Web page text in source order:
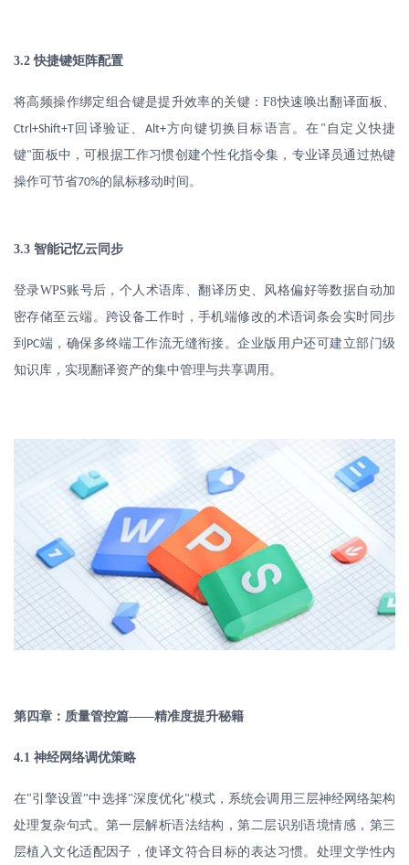
3.2快捷键矩阵配置
将高频操作绑定组合键是提升效率的关键：F8快速唤出翻译面板、
Ctrl+Shift+T 回译验证、 Alt+方向键切换目标语言。在 " 自定义快捷
键"面板中，可根据工作习惯创建个性化指令集，专业译员通过热键
操作可节省70%的鼠标移动时间。
3.3 智能记忆云同步
登录WPS账号后，个人术语库、翻译历史、风格偏好等数据自动加
密存储至云端。跨设备工作时，手机端修改的术语词条会实时同步
到 PC端，确保多终端工作流无缝衔接。企业版用户还可建立部门级
知识库，实现翻译资产的集中管理与共享调用。
第四章：质量管控篇——精准度提升秘籍
4.1 神经网络调优策略
在"引擎设置"中选择"深度优化"模式，系统会调用三层神经网络架构
处理复杂句式。第一层解析语法结构，第二层识别语境情感，第三
层植入文化适配因子，使译文符合目标的表达习惯。处理文学性内